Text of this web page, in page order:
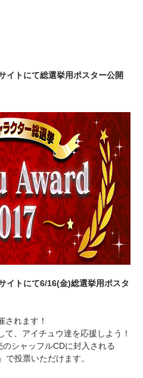
イトにて総選挙用ポスター公開
イトにて6/16(金)総選挙用ポスタ
されます！
、アイチュウ達を応援しよう！
シャッフルCDに封入される
で投票いただけます。